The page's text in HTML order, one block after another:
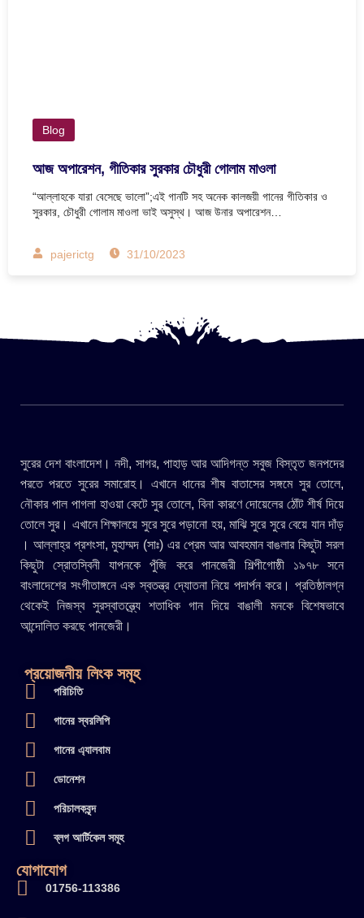
Blog
আজ অপারেশন, গীতিকার সুরকার চৌধুরী গোলাম মাওলা
“আল্লাহকে যারা বেসেছে ভালো”;এই গানটি সহ অনেক কালজয়ী গানের গীতিকার ও
সুরকার, চৌধুরী গোলাম মাওলা ভাই অসুস্থ। আজ উনার অপারেশন…
pajerictg 31/10/2023
সুরের দেশ বাংলাদেশ। নদী, সাগর, পাহাড় আর আদিগন্ত সবুজ বিস্তৃত জনপদের
পরতে পরতে সুরের সমারোহ। এখানে ধানের শীষ বাতাসের সঙ্গমে সুর তোলে,
নৌকার পাল পাগলা হাওয়া কেটে সুর তোলে, বিনা কারণে দোয়েলের ঠোঁট শীর্ষ দিয়ে
তোলে সুর। এখানে শিক্ষালয়ে সুরে সুরে পড়ানো হয়, মাঝি সুরে সুরে বেয়ে যান দাঁড়
। আল্লাহ্র প্রশংসা, মুহাম্মদ (সাঃ) এর প্রেম আর আবহমান বাঙলার কিছুটা সরল
কিছুটা স্রোতস্বিনী যাপনকে পুঁজি করে পানজেরী শিল্পীগোষ্ঠী ১৯৭৮ সনে
বাংলাদেশের সংগীতাঙ্গনে এক স্বতন্ত্র দ্যোতনা নিয়ে পদার্পন করে। প্রতিষ্ঠালগ্ন
থেকেই নিজস্ব সুরস্বাতন্ত্র্যে শতাধিক গান দিয়ে বাঙালী মনকে বিশেষভাবে
আন্দোলিত করছে পানজেরী।
প্রয়োজনীয় লিংক সমূহ
পরিচিতি
গানের স্বরলিপি
গানের এ্যালবাম
ডোনেশন
পরিচালকবৃন্দ
ব্লগ আর্টিকেল সমূহ
যোগাযোগ
01756-113386